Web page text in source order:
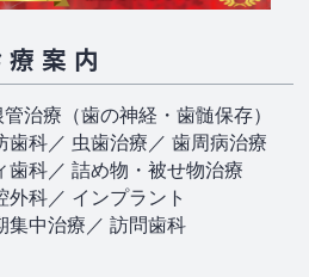
療案内
管治療（歯の神経・歯髄保存）
歯科／ 虫歯治療／ 歯周病治療
歯科／ 詰め物・被せ物治療
外科／ インプラント
集中治療／ 訪問歯科